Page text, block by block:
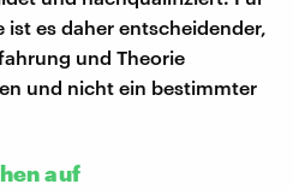
es daher entscheidender,
und Theorie
und nicht ein bestimmter
auf